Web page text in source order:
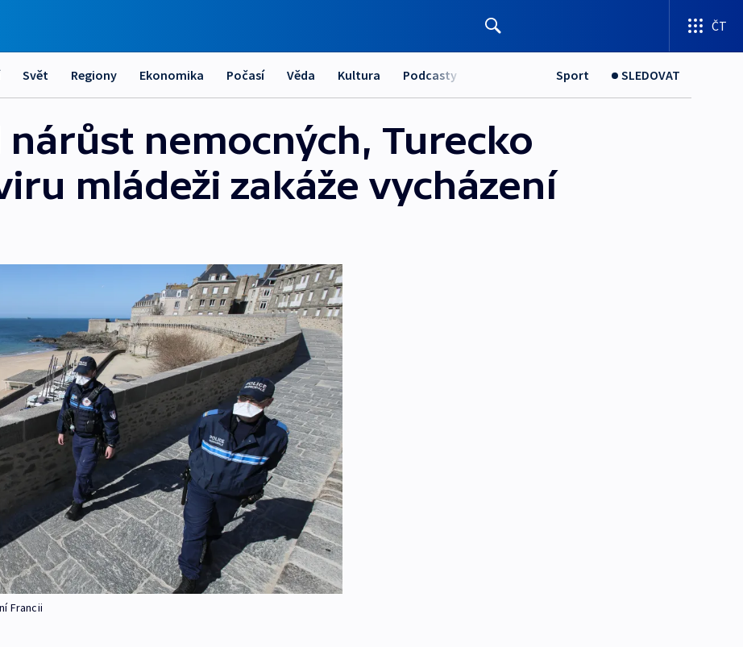
ČT
Svět Regiony Ekonomika Počasí Věda Kultura Podcasty Sport SLEDOVAT
nemocných, Turecko
mládeži zakáže vycházení
Francii